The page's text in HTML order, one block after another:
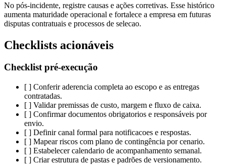
No pós-incidente, registre causas e ações corretivas. Esse histórico
aumenta maturidade operacional e fortalece a empresa em futuras
disputas contratuais e processos de selecao.
Checklists acionáveis
Checklist pré-execução
[ ] Conferir aderencia completa ao escopo e as entregas
contratadas.
[ ] Validar premissas de custo, margem e fluxo de caixa.
[ ] Confirmar documentos obrigatorios e responsáveis por
envio.
[ ] Definir canal formal para notificacoes e respostas.
[ ] Mapear riscos com plano de contingência por cenario.
[ ] Estabelecer calendario de acompanhamento semanal.
[ ] Criar estrutura de pastas e padrões de versionamento.